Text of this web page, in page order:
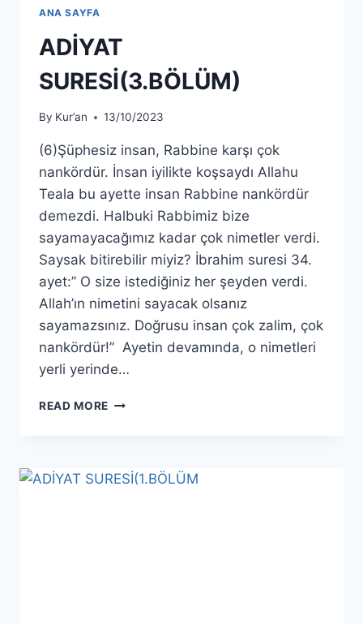
ANA SAYFA
ADİYAT
SURESİ(3.BÖLÜM)
By Kur’an 13/10/2023
(6)Şüphesiz insan, Rabbine karşı çok
nankördür. İnsan iyilikte koşsaydı Allahu
Teala bu ayette insan Rabbine nankördür
demezdi. Halbuki Rabbimiz bize
sayamayacağımız kadar çok nimetler verdi.
Saysak bitirebilir miyiz? İbrahim suresi 34.
ayet:” O size istediğiniz her şeyden verdi.
Allah’ın nimetini sayacak olsanız
sayamazsınız. Doğrusu insan çok zalim, çok
nankördür!” Ayetin devamında, o nimetleri
yerli yerinde…
READ MORE ADİYAT